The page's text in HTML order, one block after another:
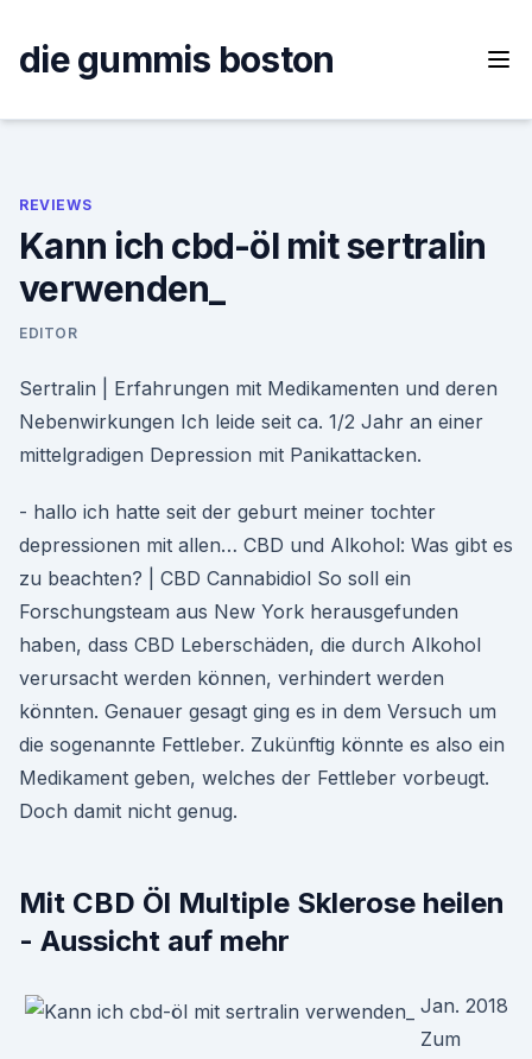
content
die gummis boston
REVIEWS
Kann ich cbd-öl mit sertralin
verwenden_
EDITOR
Sertralin | Erfahrungen mit Medikamenten und deren
Nebenwirkungen Ich leide seit ca. 1/2 Jahr an einer
mittelgradigen Depression mit Panikattacken.
- hallo ich hatte seit der geburt meiner tochter
depressionen mit allen… CBD und Alkohol: Was gibt es
zu beachten? | CBD Cannabidiol So soll ein
Forschungsteam aus New York herausgefunden
haben, dass CBD Leberschäden, die durch Alkohol
verursacht werden können, verhindert werden
könnten. Genauer gesagt ging es in dem Versuch um
die sogenannte Fettleber. Zukünftig könnte es also ein
Medikament geben, welches der Fettleber vorbeugt.
Doch damit nicht genug.
Mit CBD Öl Multiple Sklerose heilen
- Aussicht auf mehr
Jan. 2018
Zum